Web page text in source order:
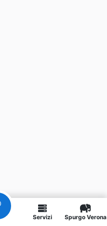
Servizi Spurgo Verona